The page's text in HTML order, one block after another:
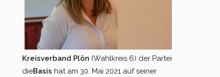
Kreisverband Plön (Wahlkreis 6) der Partei
dieBasis hat am 30. Mai 2021 auf seiner
Kreisverband Steinburg
Kreisverband Stormarn
Kreisverband Rendsburg-